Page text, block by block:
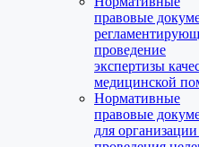
правовые
проведение
экспертизы
медицинской
Нормативные
правовые
для